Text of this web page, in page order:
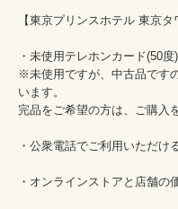
【東京プリンスホテル 東京
・未使用テレホンカード(50
※未使用ですが、中古品です
います。
完品をご希望の方は、ご購入
・公衆電話でご利用いただけ
・オンラインストアと店舗の